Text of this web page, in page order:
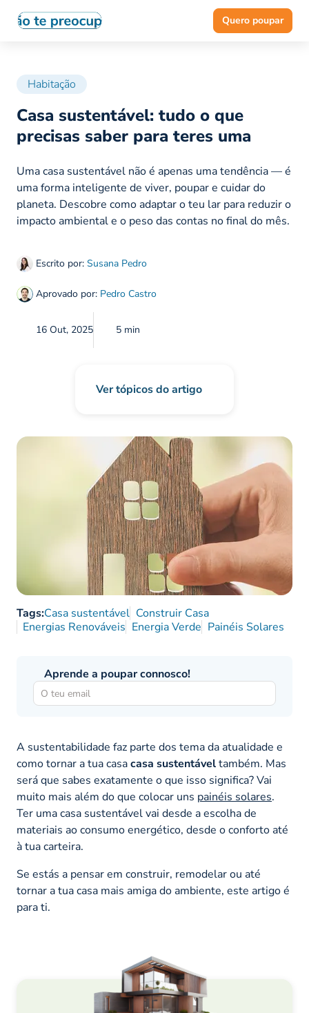
Quero poupar
Habitação
Casa sustentável: tudo o que
precisas saber para teres uma
Escrito por: Susana Pedro
Aprovado por: Pedro Castro
16 Out, 2025 5 min
Uma casa sustentável não é apenas uma tendência — é
uma forma inteligente de viver, poupar e cuidar do
planeta. Descobre como adaptar o teu lar para reduzir o
impacto ambiental e o peso das contas no final do mês.
Ver tópicos do artigo
Tags:Casa sustentável Construir Casa
Energias Renováveis Energia Verde Painéis Solares
Aprende a poupar connosco!
A sustentabilidade faz parte dos tema da atualidade e
como tornar a tua casacasa sustentáveltambém. Mas
será que sabes exatamente o que isso significa? Vai
muito mais além do que colocar uns painéis solares.
Ter uma casa sustentável vai desde a escolha de
materiais ao consumo energético, desde o conforto até
à tua carteira.
Se estás a pensar em construir, remodelar ou até
tornar a tua casa mais amiga do ambiente, este artigo é
para ti.